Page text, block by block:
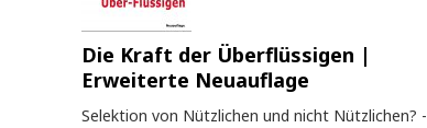
Die Kraft der Überflüssigen |
Erweiterte Neuauflage
Selektion von Nützlichen und nicht Nützlichen? -